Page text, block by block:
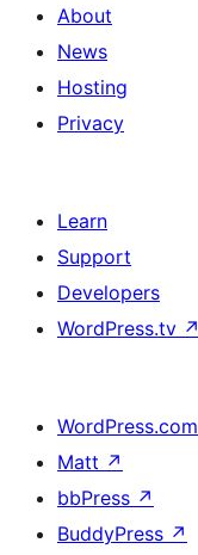
About
News
Hosting
Privacy
Learn
Support
Developers
WordPress.tv ↗
WordPress.com
Matt ↗
bbPress ↗
BuddyPress ↗